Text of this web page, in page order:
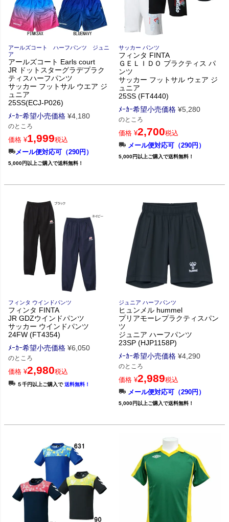
アールズコート ハーフパンツ ジュニ
ア
アールズコート Earls court
JR ドットスターグラデプラク
ティスハーフパンツ
サッカー フットサル ウエア ジ
ュニア
25SS(ECJ-P026)
ﾒｰｶｰ希望小売価格 ¥4,180
のところ
価格 ¥1,999税込
メール便対応可（290円）
5,000円以上ご購入で送料無料！
サッカー パンツ
フィンタ FINTA
ＧＥＬＩＤＯ プラクティス パ
ンツ
サッカー フットサル ウェア ジ
ュニア
25SS (FT4440)
ﾒｰｶｰ希望小売価格 ¥5,280
のところ
価格 ¥2,700税込
メール便対応可（290円）
5,000円以上ご購入で送料無料！
フィンタ ウインドパンツ
フィンタ FINTA
JR GDZウインドパンツ
サッカー ウインドパンツ
24FW (FT4354)
ﾒｰｶｰ希望小売価格 ¥6,050
のところ
価格 ¥2,980税込
５千円以上ご購入で送料無料！
ジュニア ハーフパンツ
ヒュンメル hummel
プリアモーレプラクティスパン
ツ
ジュニア ハーフパンツ
23SP (HJP1158P)
ﾒｰｶｰ希望小売価格 ¥4,290
のところ
価格 ¥2,989税込
メール便対応可（290円）
5,000円以上ご購入で送料無料！